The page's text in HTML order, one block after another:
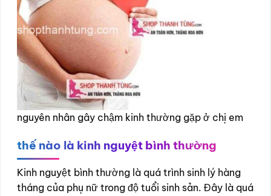
nguyên nhân gây chậm kinh thường gặp ở chị em
thế nào là kinh nguyệt bình thường
Kinh nguyệt bình thường là quá trình sinh lý hàng
tháng của phụ nữ trong độ tuổi sinh sản. Đây là quá